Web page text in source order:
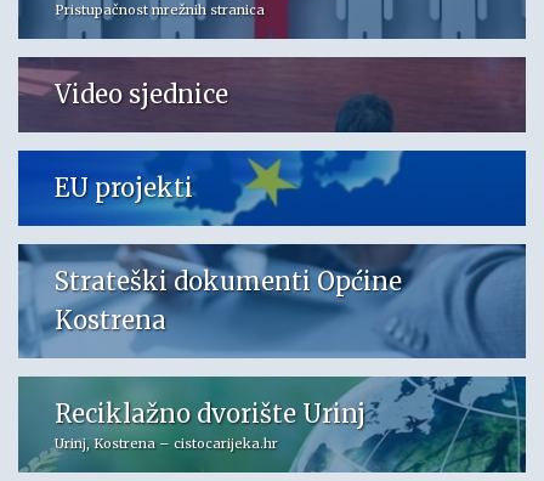
Pristupačnost mrežnih stranica
Video sjednice
EU projekti
Strateški dokumenti Općine
Kostrena
Reciklažno dvorište Urinj
Urinj, Kostrena – cistocarijeka.hr